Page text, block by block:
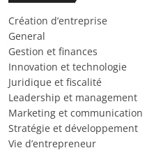
Création d’entreprise
General
Gestion et finances
Innovation et technologie
Juridique et fiscalité
Leadership et management
Marketing et communication
Stratégie et développement
Vie d’entrepreneur